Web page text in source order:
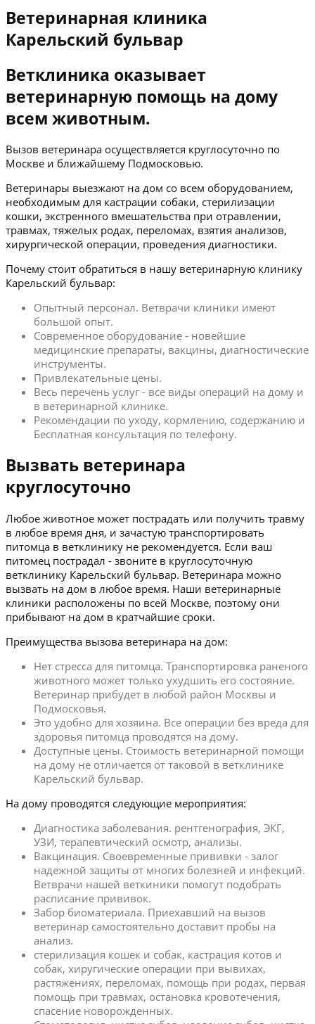
Ветеринарная клиника
Карельский бульвар
Ветклиника оказывает
ветеринарную помощь на дому
всем животным.
Вызов ветеринара осуществляется круглосуточно по
Москве и ближайшему Подмосковью.
Ветеринары выезжают на дом со всем оборудованием,
необходимым для кастрации собаки, стерилизации
кошки, экстренного вмешательства при отравлении,
травмах, тяжелых родах, переломах, взятия анализов,
хирургической операции, проведения диагностики.
Почему стоит обратиться в нашу ветеринарную клинику
Карельский бульвар:
Опытный персонал. Ветврачи клиники имеют
большой опыт.
Современное оборудование - новейшие
медицинские препараты, вакцины, диагностические
инструменты.
Привлекательные цены.
Весь перечень услуг - все виды операций на дому и
в ветеринарной клинике.
Рекомендации по уходу, кормлению, содержанию и
Бесплатная консультация по телефону.
Вызвать ветеринара
круглосуточно
Любое животное может пострадать или получить травму
в любое время дня, и зачастую транспортировать
питомца в ветклинику не рекомендуется. Если ваш
питомец пострадал - звоните в круглосуточную
ветклинику Карельский бульвар. Ветеринара можно
вызвать на дом в любое время. Наши ветеринарные
клиники расположены по всей Москве, поэтому они
прибывают на дом в кратчайшие сроки.
Преимущества вызова ветеринара на дом:
Нет стресса для питомца. Транспортировка раненого
животного может только ухудшить его состояние.
Ветеринар прибудет в любой район Москвы и
Подмосковья.
Это удобно для хозяина. Все операции без вреда для
здоровья питомца проводятся на дому.
Доступные цены. Стоимость ветеринарной помощи
на дому не отличается от таковой в ветклинике
Карельский бульвар.
На дому проводятся следующие мероприятия:
Диагностика заболевания. рентгенография, ЭКГ,
УЗИ, терапевтический осмотр, анализы.
Вакцинация. Своевременные прививки - залог
надежной защиты от многих болезней и инфекций.
Ветврачи нашей веткиники помогут подобрать
расписание прививок.
Забор биоматериала. Приехавший на вызов
ветеринар самостоятельно доставит пробы на
анализ.
стерилизация кошек и собак, кастрация котов и
собак, хиругические операции при вывихах,
растяжениях, переломах, помощь при родах, первая
помощь при травмах, остановка кровотечения,
спасение новорожденных.